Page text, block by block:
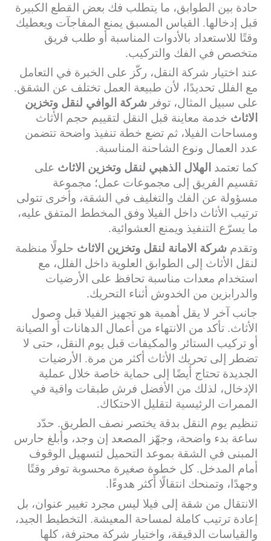
حادة بين الطوابق، ما يتطلب فك بعض القطع الكبيرة
قبل إدخالها. القياس المسبق يمنع المفاجآت ويعطيك
وقتًا للاستعداد بالأدوات المناسبة أو طلب فريق
متخصص في الفك والتركيب.
عند اختيار شركة النقل، ركّز على الخبرة في التعامل
مع الفلل تحديدًا، لأن طبيعة العمل تختلف عن الشقق.
على سبيل المثال، توفر شركة الوافي لنقل وتخزين
الاثاث خدمة معاينة قبل النقل لتقييم حجم الأثاث
ومساحات الفيلا، ثم تضع خطة تنفيذ واضحة تتضمن
عدد العمال ونوع الشاحنة المناسبة.
كما تعتمد الهلال الذهبي لنقل وتخزين الاثاث على
تقسيم الفريق إلى مجموعات عمل؛ مجموعة
مسؤولة عن الفك والتغليف في الشقة، وأخرى تتولى
ترتيب الأثاث داخل الفيلا وفق المخطط المتفق عليه،
ما يسرّع التنفيذ ويمنع العشوائية.
وتقدم شركة الامانة لنقل وتخزين الاثاث حلولًا منظمة
لنقل الأثاث إلى الطوابق العلوية داخل الفلل، مع
استخدام معدات مناسبة تحافظ على الأرضيات
والدرابزين من الخدوش أثناء التحريك.
جانب آخر لا يقل أهمية هو تجهيز الفيلا قبل وصول
الأثاث. تأكد من الانتهاء من أعمال الدهانات أو الصيانة
أو تركيب الستائر والمكيفات قبل يوم النقل، حتى لا
تضطر إلى تحريك الأثاث أكثر من مرة. الأرضيات
الجديدة تحتاج أيضًا إلى حماية خاصة خلال عملية
الإدخال، لذلك من الأفضل فرش طبقات واقية في
الممرات الرئيسية لتقليل الاحتكاك.
تنظيم يوم النقل بدقة يختصر نصف الطريق. حدّد
ساعة بدء واضحة، وجهّز المصعد إن وجد، وأبلغ حارس
المبنى في الشقة بموعد التحميل لتسهيل الوقوف
أمام المدخل. كل خطوة صغيرة محسوبة توفر وقتًا
وجهدًا، وتمنحك انتقالًا أكثر هدوءًا.
الانتقال من شقة إلى فيلا ليس مجرد تغيير عنوان، بل
إعادة ترتيب كاملة لمساحة المعيشة. التخطيط الجيد،
والقياسات الدقيقة، واختيار شركة محترفة، كلها